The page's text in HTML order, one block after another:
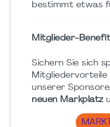
bestimmt etwas
Mitglieder-
Sichern Sie sich
Mitgliedervorteile
unserer
neuen Markplatz